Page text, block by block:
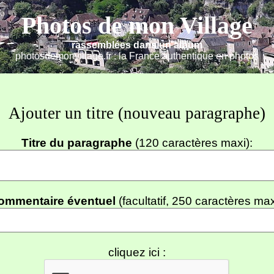
Photos de mon Village
rassemblées dans un album
photosdemonvillage.fr : la France authentique en photos
Ajouter un titre (nouveau paragraphe)
Titre du paragraphe (120 caractères maxi):
éventuel (facultatif, 250 caractères
cliquez ici :